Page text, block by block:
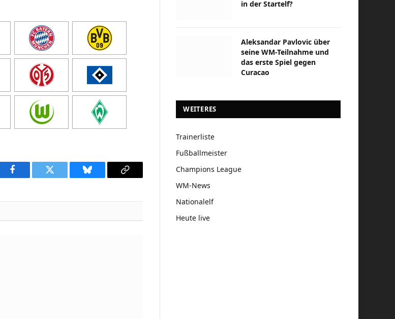
Facebook Twitter Bluesky
Copy
in der Startelf?
Aleksandar Pavlovic über
seine WM-Teilnahme und
das erste Spiel gegen
Curacao
WEITERES
Trainerliste
Fußballmeister
Champions League
WM-News
Nationalelf
Heute live